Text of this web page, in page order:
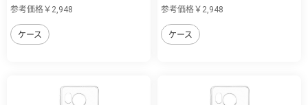
参考価格￥2,948
ケース
参考価格￥2,948
ケース